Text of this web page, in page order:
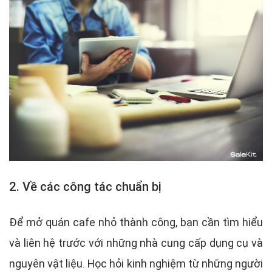
2. Về các công tác chuẩn bị
Để mở quán cafe nhỏ thành công, bạn cần tìm hiểu
và liên hệ trước với những nhà cung cấp dụng cụ và
nguyên vật liệu. Học hỏi kinh nghiệm từ những người